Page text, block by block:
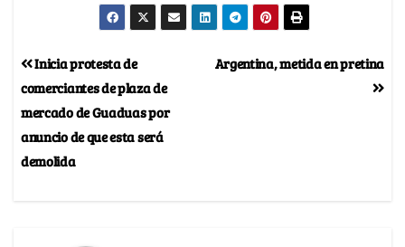
Argentina, metida en pretina
Inicia protesta de
comerciantes de plaza de
mercado de Guaduas por
anuncio de que esta será
demolida